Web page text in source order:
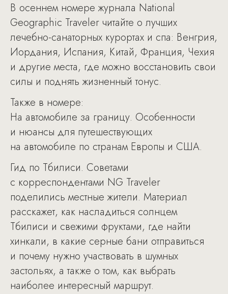
В осеннем номере журнала National
Geographic Traveler читайте о лучших
лечебно-санаторных курортах и спа: Венгрия,
Иордания, Испания, Китай, Франция, Чехия
и другие места, где можно восстановить свои
силы и поднять жизненный тонус.
Также в номере:
На автомобиле за границу. Особенности
и нюансы для путешествующих
на автомобиле по странам Европы и США.
Гид по Тбилиси. Советами
с корреспондентами NG Traveler
поделились местные жители. Материал
расскажет, как насладиться солнцем
Тбилиси и свежими фруктами, где найти
хинкали, в какие серные бани отправиться
и почему нужно участвовать в шумных
застольях, а также о том, как выбрать
наиболее интересный маршрут.